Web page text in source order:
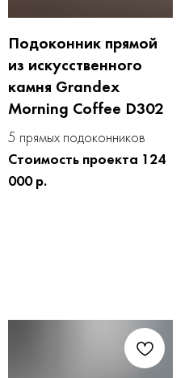
Подоконник прямой
из искусственного
камня Grandex
Morning Coffee D302
5 прямых подоконников
Стоимость проекта 124
000 р.